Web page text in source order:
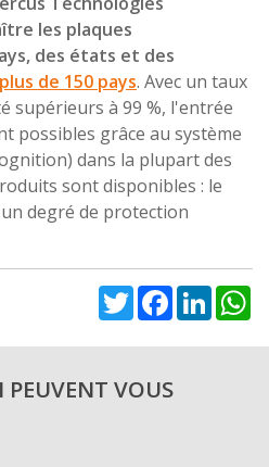
les plaques
des états et des
plus de 150 pays. Avec un taux
supérieurs à 99 %, l'entrée
possibles grâce au système
dans la plupart des
sont disponibles : le
degré de protection
TwitterFacebook
PEUVENT VOUS